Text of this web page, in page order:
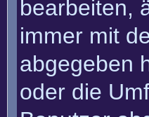
bearbeiten,
immer mit
abgegeben
oder die